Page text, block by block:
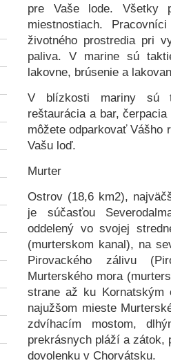
pre Vaše lode. Všetky
miestnostiach.
životného prostredia pri
paliva. V marine sú
lakovne, brúsenie a
V blízkosti mariny sú
reštaurácia a bar,
môžete odparkovať Vášho
Vašu loď.
Murter
Ostrov (18,6 km2),
je súčasťou
oddelený vo svojej
(murterskom kanal), na
Pirovackého zálivu
Murterského mora
strane až ku
najužšom mieste
zdvíhacím mostom,
prekrásnych pláží a zátok,
dovolenku v Chorvátsku.